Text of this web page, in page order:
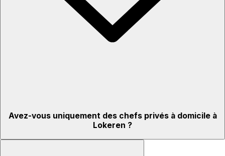
Avez-vous uniquement des chefs privés à domicile à
Lokeren ?